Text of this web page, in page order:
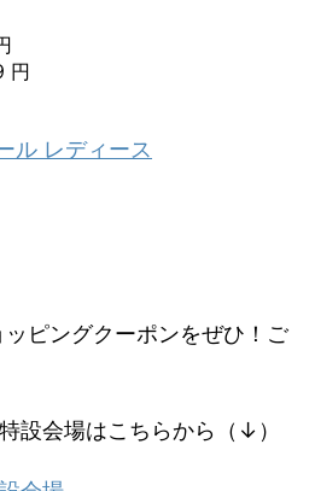
円
ル レディース
ピングクーポンをぜひ！ご
設会場はこちらから（↓）